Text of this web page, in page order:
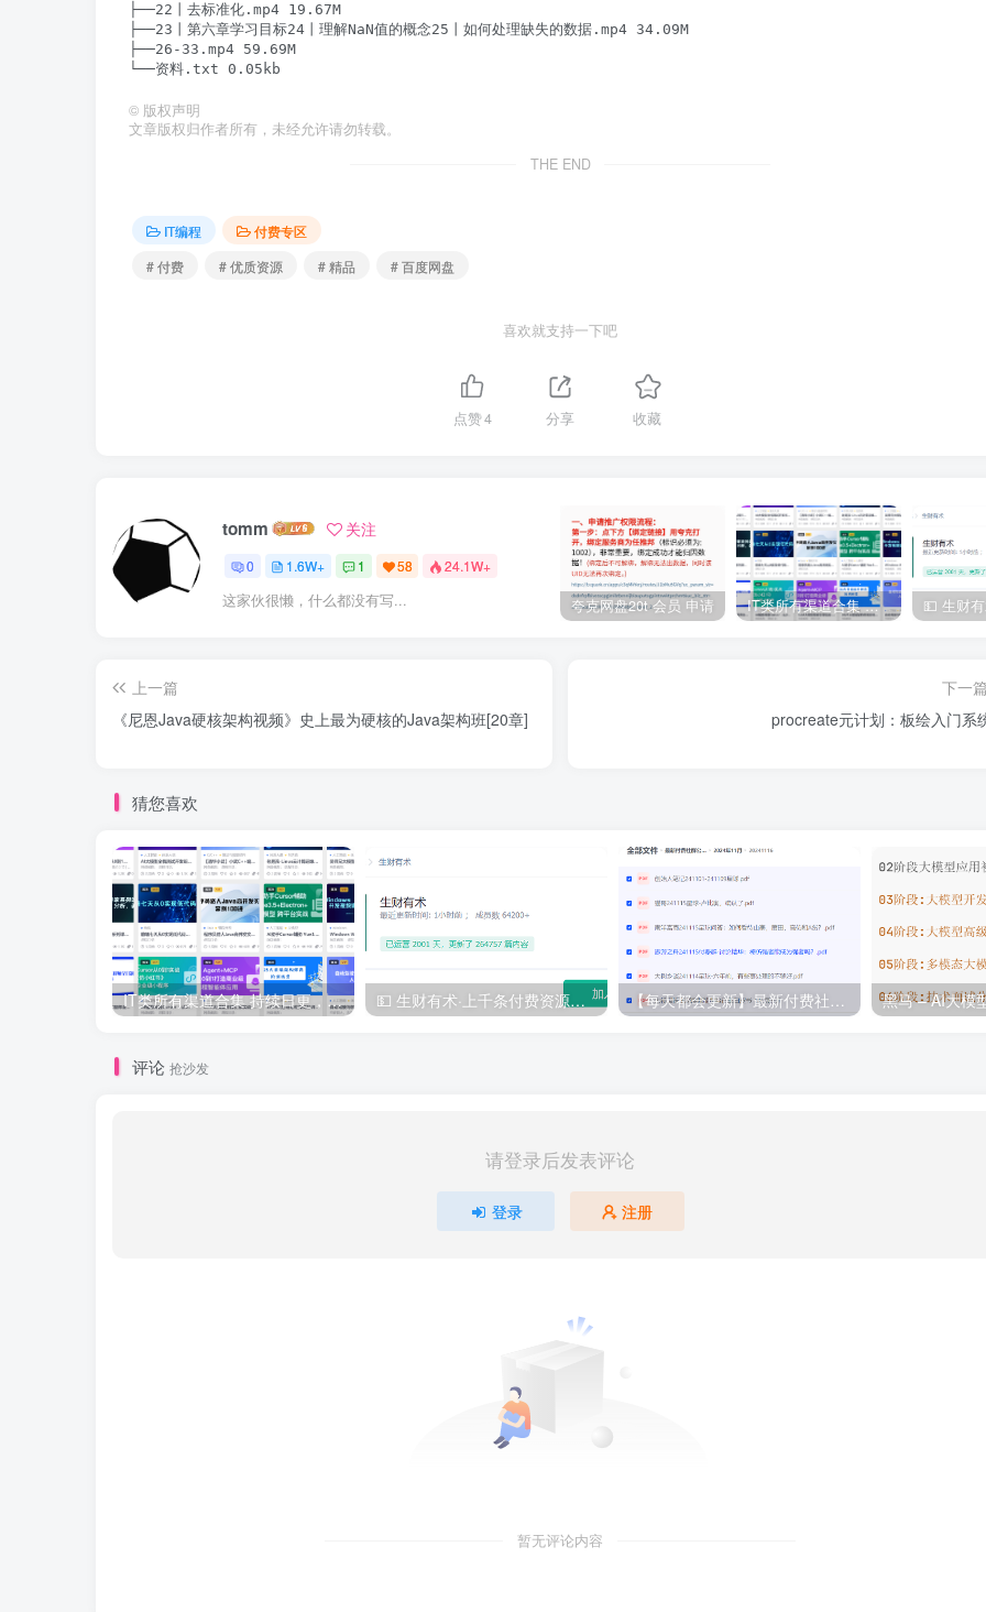
├──22丨去标准化.mp4 19.67M
├──23丨第六章学习目标24丨理解NaN值的概念25丨如何处理缺失的数据.mp4 34.09M
├──26-33.mp4 59.69M
© 版权声明
文章版权归作者所有，未经允许请勿转载。
THE END
IT编程
付费专区
# 付费
# 优质资源 # 精品 # 百度网盘
喜欢就支持一下吧
点赞4 分享 收藏
tomm 关注
0 1.6W+ 1 58 24.1W+
这家伙很懒，什么都没有写... 夸克网盘20t 会员 申请 IT类所有渠道合集 持续日更，目前近四千多条资源 年费用户微信私信获取权限
上一篇
《尼恩Java硬核架构视频》史上最为硬核的Java架构班[20章]
下一篇
procreate元计划：板绘入门系
猜您喜欢
IT类所有渠道合集 持续日更，目前近四千多条资源 年费用户微信私信获取权限 💵 生财有术·上千条付费资源合集（最新） 【每天都会更新】最新付费社群公众号文章 黑马 – AI大模
评论 抢沙发
请登录后发表评论
登录 注册
暂无评论内容